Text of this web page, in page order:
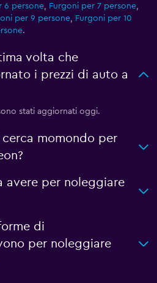
6 persone, Furgoni per 7 persone,
per 9 persone, Furgoni per 10
.
volta che
i prezzi di auto a
stati aggiornati oggi.
momondo per
avere per noleggiare
di
per noleggiare